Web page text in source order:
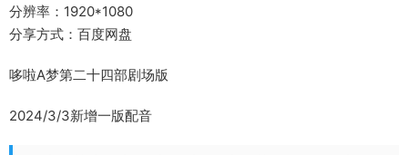
分辨率：1920*1080
分享方式：百度网盘
哆啦A梦第二十四部剧场版
2024/3/3新增一版配音